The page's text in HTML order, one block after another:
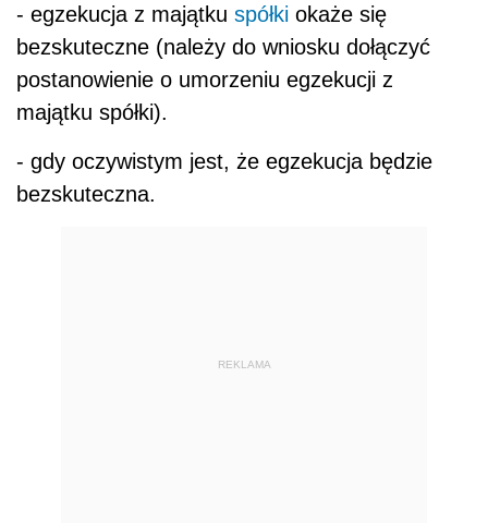
- egzekucja z majątku spółki okaże się
bezskuteczne (należy do wniosku dołączyć
postanowienie o umorzeniu egzekucji z
majątku spółki).
- gdy oczywistym jest, że egzekucja będzie
bezskuteczna.
REKLAMA